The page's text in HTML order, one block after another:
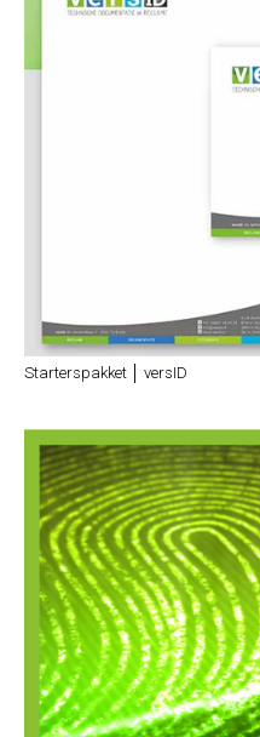
Starterspakket │ versID